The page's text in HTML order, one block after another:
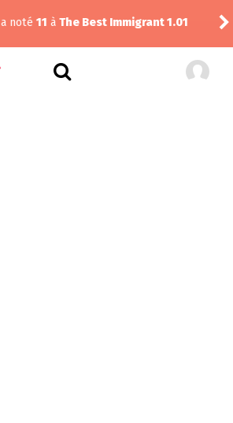
àThe Best Immigrant 1.01